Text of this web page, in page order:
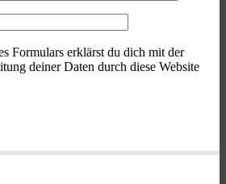
Formulars erklärst du dich mit der
deiner Daten durch diese Website